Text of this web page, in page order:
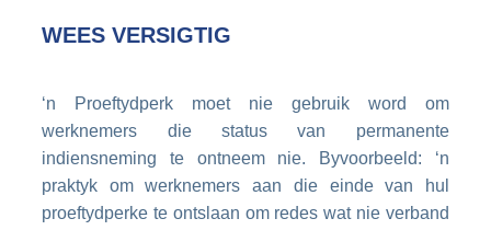
WEES VERSIGTIG
‘n Proeftydperk moet nie gebruik word om
werknemers die status van permanente
indiensneming te ontneem nie. Byvoorbeeld: ‘n
praktyk om werknemers aan die einde van hul
proeftydperke te ontslaan om redes wat nie verband